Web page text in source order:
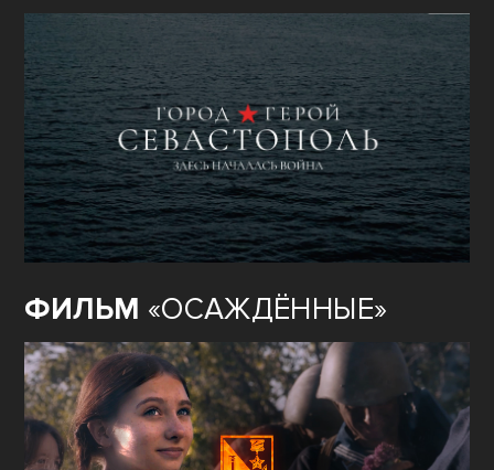
ФИЛЬМ «ОСАЖДЁННЫЕ»